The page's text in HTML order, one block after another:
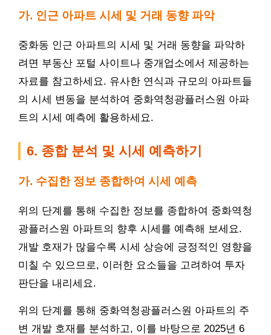
가. 인근 아파트 시세 및 거래 동향 파악
중화동 인근 아파트의 시세 및 거래 동향을 파악하
려면 부동산 포털 사이트나 중개업소에서 제공하는
자료를 참고하세요. 유사한 연식과 규모의 아파트들
의 시세 변동을 분석하여 중화역청광플러스원 아파
트의 시세 예측에 활용하세요.
6. 종합 분석 및 시세 예측하기
가. 수집한 정보 종합하여 시세 예측
위의 단계를 통해 수집한 정보를 종합하여 중화역청
광플러스원 아파트의 향후 시세를 예측해 보세요.
개발 호재가 많을수록 시세 상승에 긍정적인 영향을
미칠 수 있으므로, 이러한 요소들을 고려하여 투자
판단을 내리세요.
위의 단계를 통해 중화역청광플러스원 아파트의 주
변 개발 호재를 분석하고, 이를 바탕으로 2025년 6